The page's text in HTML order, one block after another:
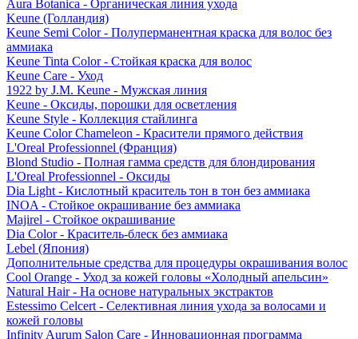
Aura Botanica - Органическая линия ухода
Keune (Голландия)
Keune Semi Color - Полуперманентная краска для волос без
аммиака
Keune Tinta Color - Стойкая краска для волос
Keune Care - Уход
1922 by J.M. Keune - Мужская линия
Keune - Оксиды, порошки для осветления
Keune Style - Коллекция стайлинга
Keune Color Chameleon - Красители прямого действия
L'Oreal Professionnel (Франция)
Blond Studio - Полная гамма средств для блондирования
L'Oreal Professionnel - Оксиды
Dia Light - Кислотный краситель тон в тон без аммиака
INOA - Стойкое окрашивание без аммиака
Majirel - Стойкое окрашивание
Dia Color - Краситель-блеск без аммиака
Lebel (Япония)
Дополнительные средства для процедуры окрашивания волос
Cool Orange - Уход за кожей головы «Холодный апельсин»
Natural Hair - На основе натуральных экстрактов
Estessimo Celcert - Селективная линия ухода за волосами и
кожей головы
Infinity Aurum Salon Care - Инновационная программа